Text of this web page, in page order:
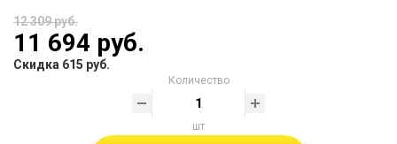
12 309 руб.
11 694 руб.
Скидка 615 руб.
Количество
шт